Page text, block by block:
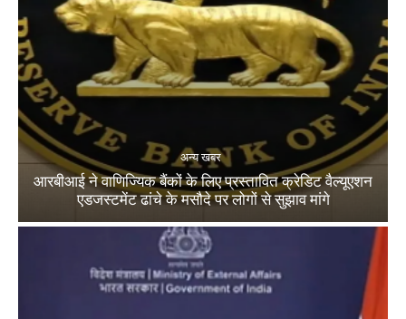
अन्य खबर
आरबीआई ने वाणिज्यिक बैंकों के लिए प्रस्तावित क्रेडिट वैल्यूएशन
एडजस्टमेंट ढांचे के मसौदे पर लोगों से सुझाव मांगे